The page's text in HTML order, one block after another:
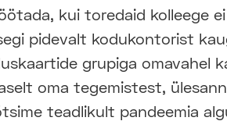
kui toredaid kolleege ei
pidevalt kodukontorist
grupiga omavahel
oma tegemistest,
teadlikult pandeemia